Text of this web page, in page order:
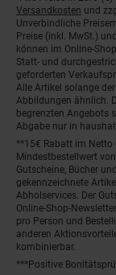
Versandkosten und
Unverbindliche
Preise (inkl. MwSt.)
können im Online-
Statt- und
geforderten
Alle Artikel solange
Abbildungen ähnlich.
begrenzten Angebots
Abgabe nur in
**15€ Rabatt im Netto
Mindestbestellwert
Gutscheine, Bücher
gekennzeichnete
Abholservices. Der
Online-Shop-
pro Person und
anderen
kombinierbar.
***Positive